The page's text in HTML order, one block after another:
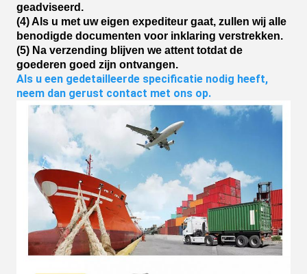
geadviseerd.
(4) Als u met uw eigen expediteur gaat, zullen wij alle
benodigde documenten voor inklaring verstrekken.
(5) Na verzending blijven we attent totdat de
goederen goed zijn ontvangen.
Als u een gedetailleerde specificatie nodig heeft,
neem dan gerust contact met ons op.